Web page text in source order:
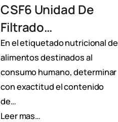
CSF6 Unidad De
Filtrado
Automatizada Velp:
Determinación De
Fibra Dietética
(AOAC)
En el etiquetado nutricional de
alimentos destinados al
consumo humano, determinar
con exactitud el contenido
de…
Leer mas…